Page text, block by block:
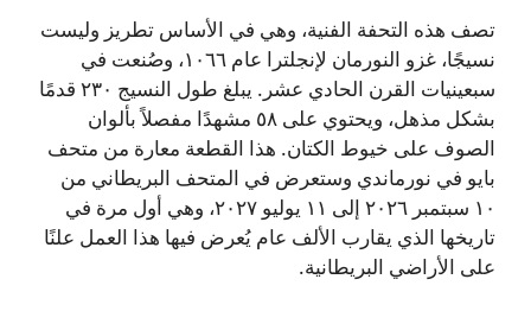
تصف هذه التحفة الفنية، وهي في الأساس تطريز وليست
نسيجًا، غزو النورمان لإنجلترا عام ١٠٦٦، وصُنعت في
سبعينيات القرن الحادي عشر. يبلغ طول النسيج ٢٣٠ قدمًا
بشكل مذهل، ويحتوي على ٥٨ مشهدًا مفصلاً بألوان
الصوف على خيوط الكتان. هذا القطعة معارة من متحف
بايو في نورماندي وستعرض في المتحف البريطاني من
١٠ سبتمبر ٢٠٢٦ إلى ١١ يوليو ٢٠٢٧، وهي أول مرة في
تاريخها الذي يقارب الألف عام يُعرض فيها هذا العمل علنًا
على الأراضي البريطانية.